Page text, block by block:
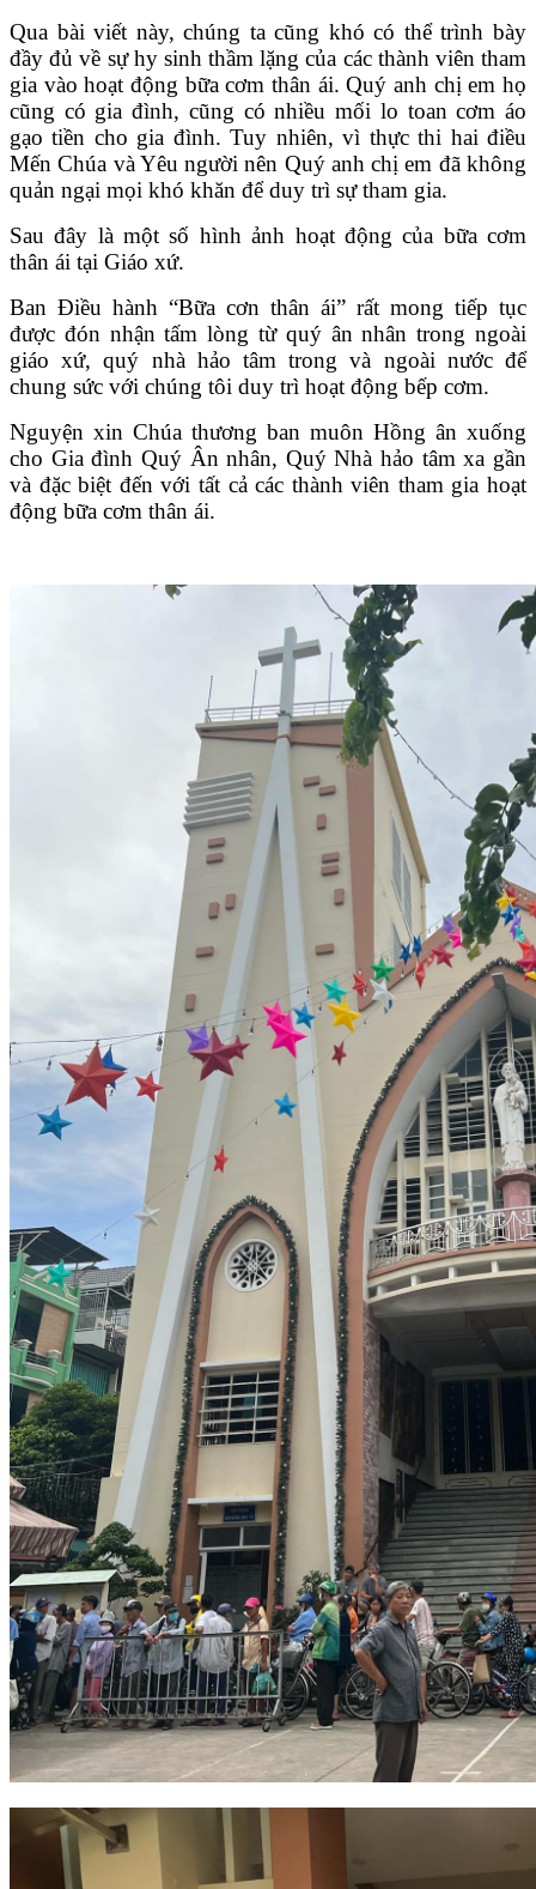
Qua bài viết này, chúng ta cũng khó có thể trình bày
đầy đủ về sự hy sinh thầm lặng của các thành viên tham
gia vào hoạt động bữa cơm thân ái. Quý anh chị em họ
cũng có gia đình, cũng có nhiều mối lo toan cơm áo
gạo tiền cho gia đình. Tuy nhiên, vì thực thi hai điều
Mến Chúa và Yêu người nên Quý anh chị em đã không
quản ngại mọi khó khăn để duy trì sự tham gia.
Sau đây là một số hình ảnh hoạt động của bữa cơm
thân ái tại Giáo xứ.
Ban Điều hành “Bữa cơn thân ái” rất mong tiếp tục
được đón nhận tấm lòng từ quý ân nhân trong ngoài
giáo xứ, quý nhà hảo tâm trong và ngoài nước để
chung sức với chúng tôi duy trì hoạt động bếp cơm.
Nguyện xin Chúa thương ban muôn Hồng ân xuống
cho Gia đình Quý Ân nhân, Quý Nhà hảo tâm xa gần
và đặc biệt đến với tất cả các thành viên tham gia hoạt
động bữa cơm thân ái.